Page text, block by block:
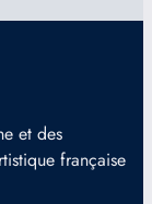
et des
française